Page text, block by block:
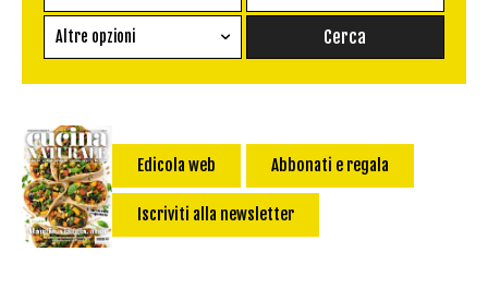
Ricetta vegetariana
Senza glutine
senza uova
Vegan
Conserva
Pane
Primo
Salsa
Altre opzioni
Impatto Glicemico:
Calorie max (kcal):
Edicola web Abbonati e regala
Iscriviti alla newsletter